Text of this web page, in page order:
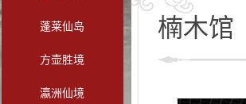
蓬莱仙岛
方壶胜境
瀛洲仙境
楠木馆